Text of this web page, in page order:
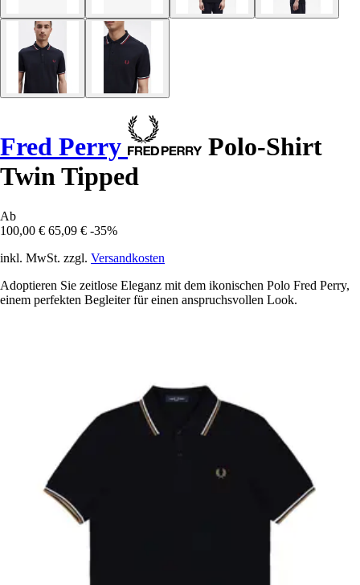
Fred Perry
Polo-Shirt
Twin Tipped
Ab
100,00 € 65,09 € -35%
inkl. MwSt. zzgl. Versandkosten
Adoptieren Sie zeitlose Eleganz mit dem ikonischen Polo Fred Perry,
einem perfekten Begleiter für einen anspruchsvollen Look.